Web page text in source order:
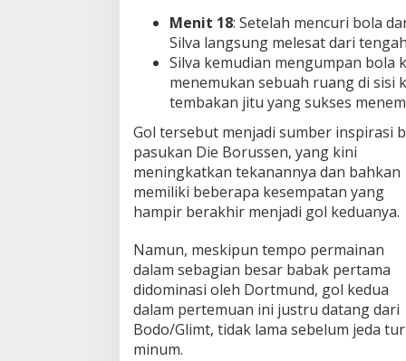
s
s
e
n
!
Menit 18: Setelah mencuri bola
Silva langsung melesat dari
Silva kemudian mengumpan bola
menemukan sebuah ruang di sisi
tembakan jitu yang sukses
Gol tersebut menjadi sumber inspirasi
pasukan Die Borussen, yang kini
meningkatkan tekanannya dan bahkan
memiliki beberapa kesempatan yang
hampir berakhir menjadi gol keduanya.
Namun, meskipun tempo permainan
dalam sebagian besar babak pertama
didominasi oleh Dortmund, gol kedua
dalam pertemuan ini justru datang dari
Bodo/Glimt, tidak lama sebelum jeda
minum.